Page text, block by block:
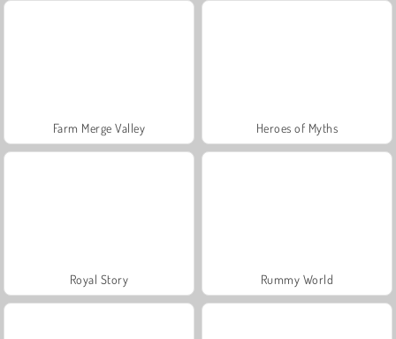
Farm Merge Valley Heroes of Myths
Royal Story Rummy World